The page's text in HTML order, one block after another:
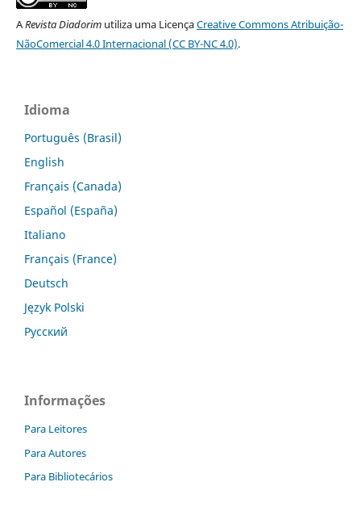
ARevista Diadorimutiliza uma LicençaCreative Commons Atribuição-
NãoComercial 4.0 Internacional (CC BY-NC 4.0).
Idioma
Português (Brasil)
English
Français (Canada)
Español (España)
Italiano
Français (France)
Deutsch
Język Polski
Русский
Informações
Para Leitores
Para Autores
Para Bibliotecários